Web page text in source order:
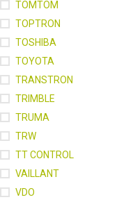
TOMTOM
TOPTRON
TOSHIBA
TOYOTA
TRANSTRON
TRIMBLE
TRUMA
TRW
TT CONTROL
VAILLANT
VDO